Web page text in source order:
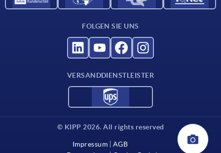
FOLGEN SIE UNS
VERSANDDIENSTLEISTER
© KIPP 2026. All rights reserved
Impressum
AGB